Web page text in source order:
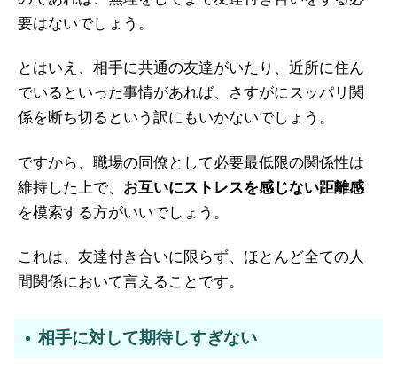
要はないでしょう。
とはいえ、相手に共通の友達がいたり、近所に住ん
でいるといった事情があれば、さすがにスッパリ関
係を断ち切るという訳にもいかないでしょう。
ですから、職場の同僚として必要最低限の関係性は
維持した上で、 お互いにストレスを感じない距離感
を模索する方がいいでしょう。
これは、友達付き合いに限らず、ほとんど全ての人
間関係において言えることです。
相手に対して期待しすぎない